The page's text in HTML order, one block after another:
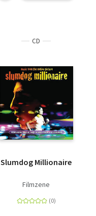
CD
Slumdog Millionaire
Filmzene